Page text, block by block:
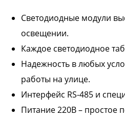
Светодиодные модули
освещении.
Каждое светодиодное
Надежность в любых
работы на улице.
Интерфейс RS-485 и
Питание 220В – простое